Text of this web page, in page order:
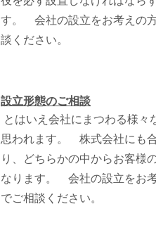
す。 会社の設立をお考えの
談ください。
設立形態のご相談
とはいえ会社にまつわる様々
思われます。 株式会社にも
り、どちらかの中からお客様
なります。 会社の設立をお
でご相談ください。